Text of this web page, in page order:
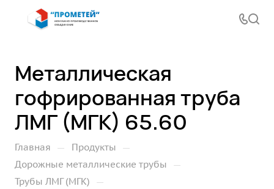
Металлическая
гофрированная труба
ЛМГ (МГК) 65.60
Главная — Продукты —
Дорожные металлические трубы —
Трубы ЛМГ (МГК) —